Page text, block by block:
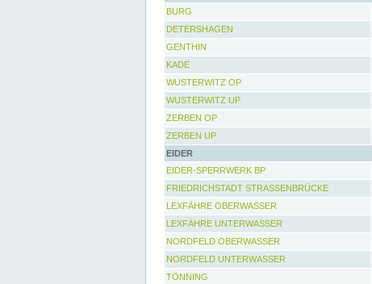
BURG
DETERSHAGEN
GENTHIN
KADE
WUSTERWITZ OP
WUSTERWITZ UP
ZERBEN OP
ZERBEN UP
EIDER
EIDER-SPERRWERK BP
FRIEDRICHSTADT STRASSENBRÜCKE
LEXFÄHRE OBERWASSER
LEXFÄHRE UNTERWASSER
NORDFELD OBERWASSER
NORDFELD UNTERWASSER
TÖNNING